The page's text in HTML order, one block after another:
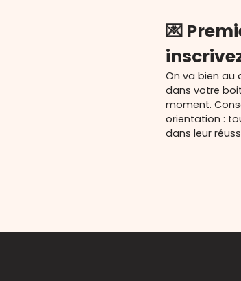
💌
On va bien au
dans votre
moment.
orientation :
dans leur